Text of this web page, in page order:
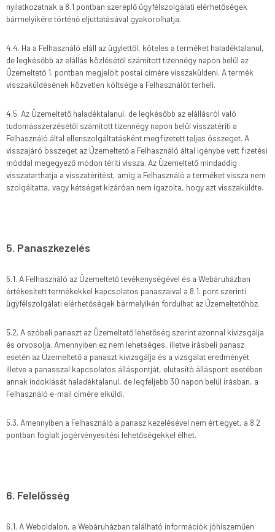
nyilatkozatnak a 8.1 pontban szereplő ügyfélszolgálati elérhetőségek
bármelyikére történő eljuttatásával gyakorolhatja.
4.4. Ha a Felhasználó eláll az ügylettől, köteles a terméket haladéktalanul,
de legkésőbb az elállás közlésétől számított tizennégy napon belül az
Üzemeltető 1. pontban megjelölt postai címére visszaküldeni. A termék
visszaküldésének közvetlen költsége a Felhasználót terheli.
4.5. Az Üzemeltető haladéktalanul, de legkésőbb az elállásról való
tudomásszerzésétől számított tizennégy napon belül visszatéríti a
Felhasználó által ellenszolgáltatásként megfizetett teljes összeget. A
visszajáró összeget az Üzemeltető a Felhasználó által igénybe vett fizetési
móddal megegyező módon téríti vissza. Az Üzemeltető mindaddig
visszatarthatja a visszatérítést, amíg a Felhasználó a terméket vissza nem
szolgáltatta, vagy kétséget kizáróan nem igazolta, hogy azt visszaküldte.
5. Panaszkezelés
5.1. A Felhasználó az Üzemeltető tevékenységével és a Webáruházban
értékesített termékekkel kapcsolatos panaszaival a 8.1. pont szerinti
ügyfélszolgálati elérhetőségek bármelyikén fordulhat az Üzemeltetőhöz.
5.2. A szóbeli panaszt az Üzemeltető lehetőség szerint azonnal kivizsgálja
és orvosolja. Amennyiben ez nem lehetséges, illetve írásbeli panasz
esetén az Üzemeltető a panaszt kivizsgálja és a vizsgálat eredményét
illetve a panasszal kapcsolatos álláspontját, elutasító álláspont esetében
annak indoklását haladéktalanul, de legfeljebb 30 napon belül írásban, a
Felhasználó e-mail címére elküldi.
5.3. Amennyiben a Felhasználó a panasz kezelésével nem ért egyet, a 8.2
pontban foglalt jogérvényesítési lehetőségekkel élhet.
6. Felelősség
6.1. A Weboldalon, a Webáruházban található információk jóhiszeműen